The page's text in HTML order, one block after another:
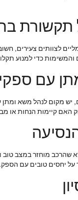
לצוותים צעירים,
והמשימות כדי למנוע
עם
מקום לנהל משא ומתן
האם קיימות הנחות או
שהרכב מוחזר במצב
על יחסים טובים עם הספק.